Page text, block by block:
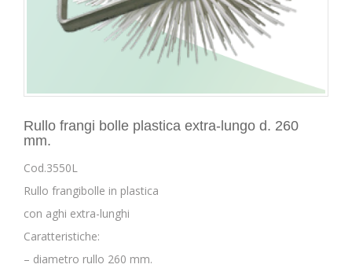
Rullo frangi bolle plastica extra-lungo d. 260
mm.
Cod.3550L
Rullo frangibolle in plastica
con aghi extra-lunghi
Caratteristiche:
– diametro rullo 260 mm.